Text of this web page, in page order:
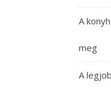
A
meg
A